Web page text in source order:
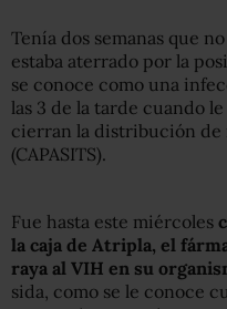
Tenía dos semanas que
estaba aterrado por la
se conoce como una
las 3 de la tarde cuando
cierran la distribución de
(CAPASITS).
Fue hasta este miércoles
la caja de Atripla, el
raya al VIH en su
sida, como se le conoce